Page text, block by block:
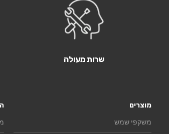
שרות מעולה
מוצרים
משקפי שמש